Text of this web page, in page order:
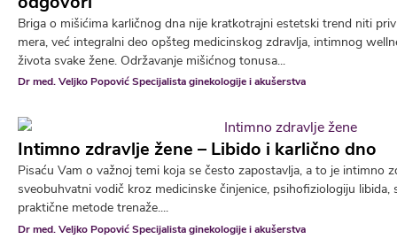
Briga o mišićima karličnog dna nije kratkotrajni estetski trend niti
mera, već integralni deo opšteg medicinskog zdravlja, intimnog
života svake žene. Održavanje mišićnog tonusa...
Dr med. Veljko Popović Specijalista ginekologije i akušerstva
Intimno zdravlje žene – Libido i karlično dno
Pisaću Vam o važnoj temi koja se često zapostavlja, a to je intimno
sveobuhvatni vodič kroz medicinske činjenice, psihofiziologiju libida,
praktične metode trenaže....
Dr med. Veljko Popović Specijalista ginekologije i akušerstva